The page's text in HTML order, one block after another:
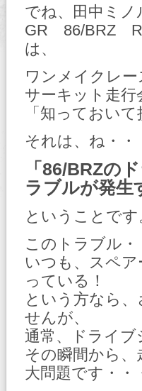
でね、田中ミノ
GR 86/BRZ
は、
ワンメイクレ
サーキット走
「知っておい
それは、ね・・
「86/BRZの
ラブルが発生
ということです
このトラブル・
いつも、スペ
っている！
という方なら
せんが、
通常、ドライ
その瞬間から
大問題です・・